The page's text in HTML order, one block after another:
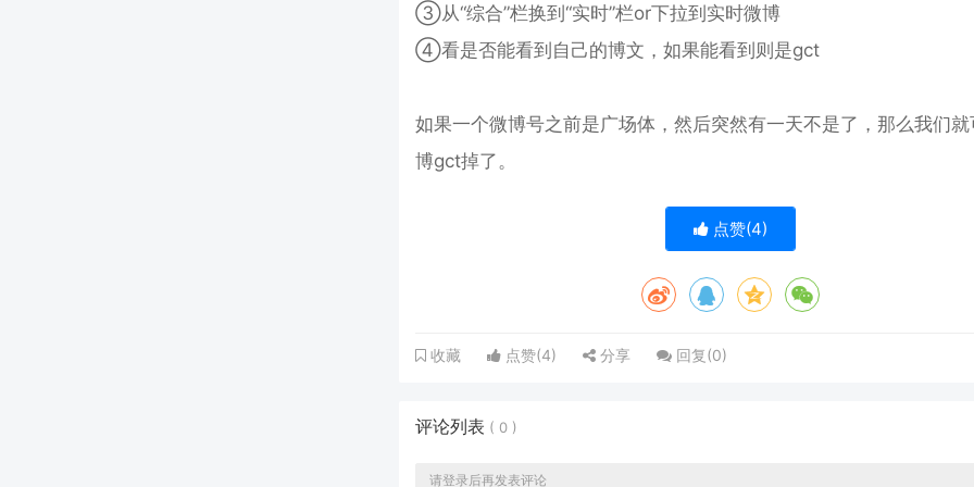
③从“综合”栏换到“实时”栏or下拉到实时微博
④看是否能看到自己的博文，如果能看到则是gct
如果一个微博号之前是广场体，然后突然有一天不是了，那么我们
博gct掉了。
点赞(4)
收藏 点赞(4) 分享 回复(0)
评论列表 ( 0 )